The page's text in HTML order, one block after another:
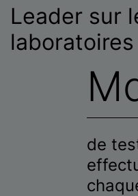
Leader sur
laboratoires
de